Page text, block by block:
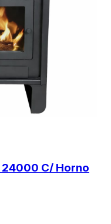
Pehuen 24000 C/ Horno